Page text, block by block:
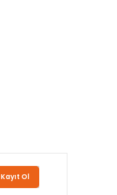
Kayıt Ol